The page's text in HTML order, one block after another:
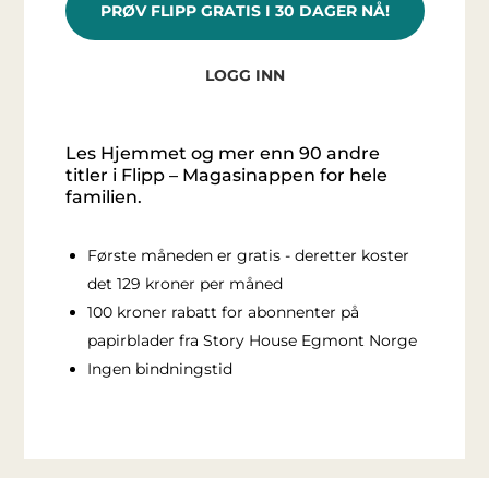
PRØV FLIPP GRATIS I 30 DAGER NÅ!
LOGG INN
Les Hjemmet og mer enn 90 andre
titler i Flipp – Magasinappen for hele
familien.
Første måneden er gratis - deretter koster
det 129 kroner per måned
100 kroner rabatt for abonnenter på
papirblader fra Story House Egmont Norge
Ingen bindningstid